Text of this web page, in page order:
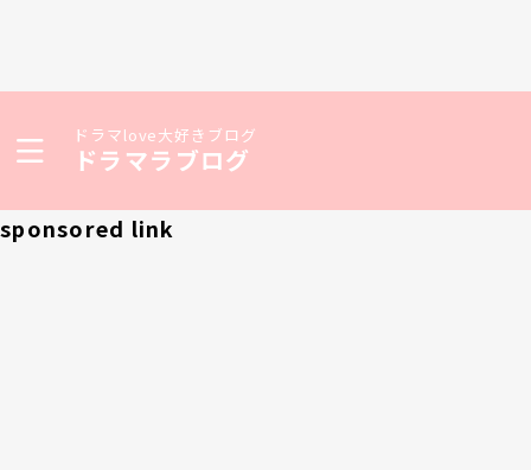
ドラマlove大好きブログ
ドラマラブログ
sponsored link